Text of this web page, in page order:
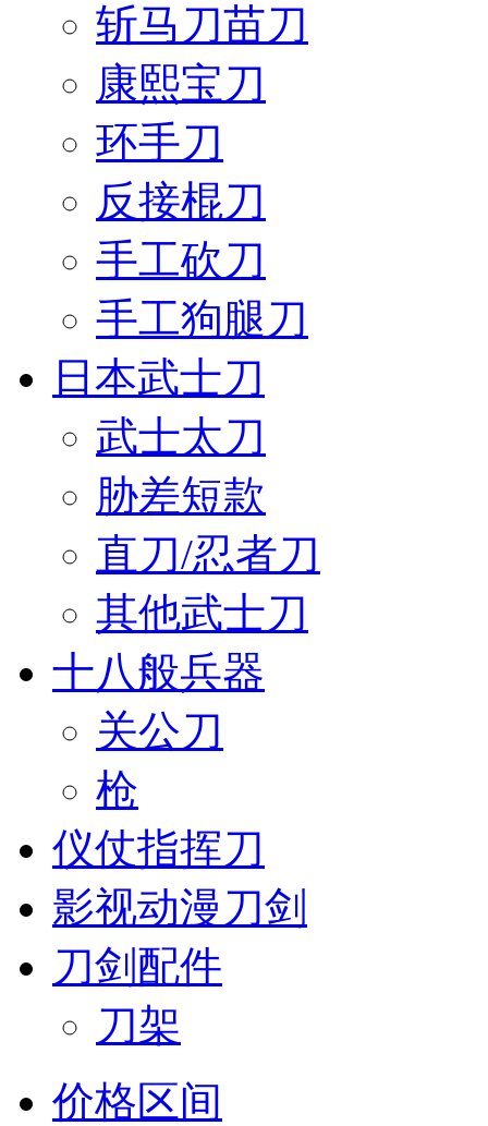
斩马刀苗刀
康熙宝刀
环手刀
反接棍刀
手工砍刀
手工狗腿刀
日本武士刀
武士太刀
胁差短款
直刀/忍者刀
其他武士刀
十八般兵器
关公刀
枪
仪仗指挥刀
影视动漫刀剑
刀剑配件
刀架
价格区间